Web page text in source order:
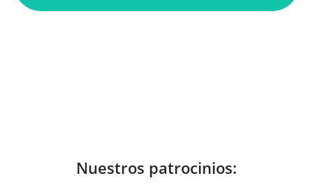
Nuestros patrocinios: